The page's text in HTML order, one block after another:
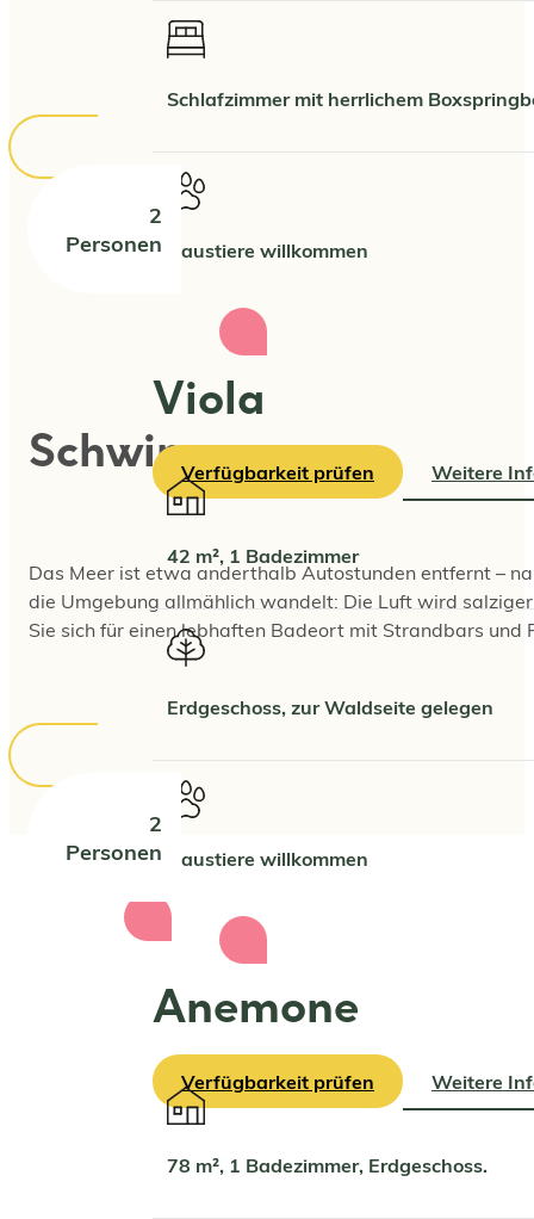
2
Personen
Schlafzimmer mit herrlichem
Haustiere willkommen
Verfügbarkeit prüfen Weitere
2
Personen
Viola
42 m², 1 Badezimmer
Erdgeschoss, zur Waldseite gelegen
Haustiere willkommen
Verfügbarkeit prüfen Weitere
Anemone
78 m², 1 Badezimmer, Erdgeschoss.
Schwimmen
Das Meer ist etwa anderthalb Autostunden entfernt –
die Umgebung allmählich wandelt: Die Luft wird
Sie sich für einen lebhaften Badeort mit Strandbars